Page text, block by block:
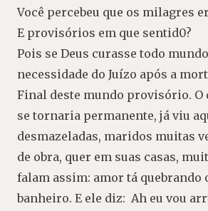
Você percebeu que os milagres
E provisórios em que sentid0?
Pois se Deus curasse todo
necessidade do Juízo após a
Final deste mundo provisório. O
se tornaria permanente, já viu
desmazeladas, maridos muitas
de obra, quer em suas casas,
falam assim: amor tá quebrando
banheiro. E ele diz: Ah eu vou